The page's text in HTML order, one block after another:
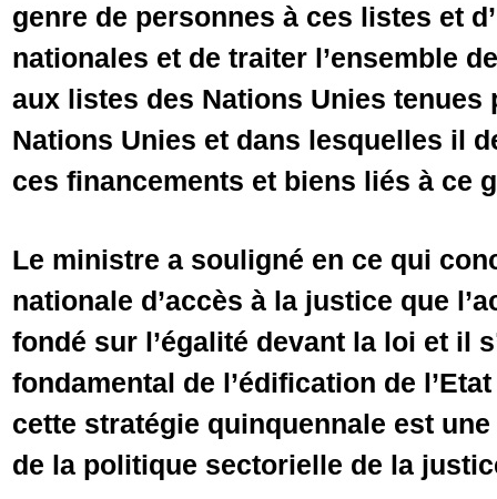
genre de personnes à ces listes et
nationales et de traiter l’ensemble
aux listes des Nations Unies tenues
Nations Unies et dans lesquelles il
ces financements et biens liés à ce
Le ministre a souligné en ce qui
nationale d’accès à la justice que
fondé sur l’égalité devant la loi et il
fondamental de l’édification de
cette stratégie quinquennale est
de la politique sectorielle de la